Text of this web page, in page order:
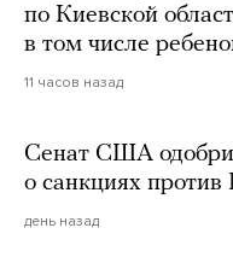
по Киевской
в том числе
11 часов назад
Сенат США
о санкциях против
день назад